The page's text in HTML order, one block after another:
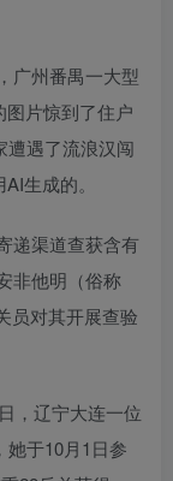
广州番禺一大型
片惊到了住户
遭遇了流浪汉闯
生成的。
递渠道查获含有
非他明（俗称
员对其开展查验
，辽宁大连一位
于10月1日参